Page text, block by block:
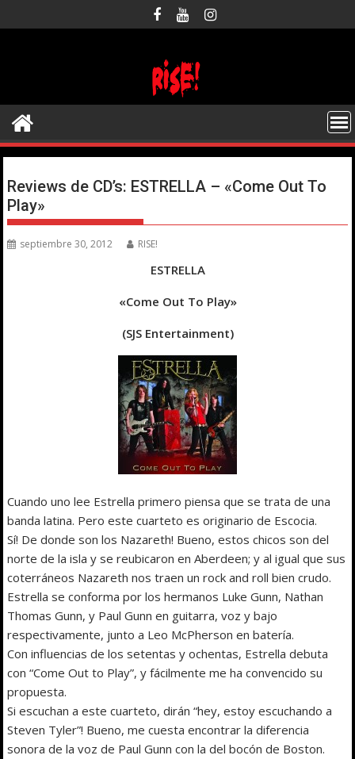
al
Reviews de CD’s: ESTRELLA – «Come Out To
Play»
septiembre 30, 2012 RISE!
ESTRELLA
«Come Out To Play»
(SJS Entertainment)
Cuando uno lee Estrella primero piensa que se trata de una
banda latina. Pero este cuarteto es originario de Escocia.
Sí! De donde son los Nazareth! Bueno, estos chicos son del
norte de la isla y se reubicaron en Aberdeen; y al igual que sus
coterráneos Nazareth nos traen un rock and roll bien crudo.
Estrella se conforma por los hermanos Luke Gunn, Nathan
Thomas Gunn, y Paul Gunn en guitarra, voz y bajo
respectivamente, junto a Leo McPherson en batería.
Con influencias de los setentas y ochentas, Estrella debuta
con “Come Out to Play”, y fácilmente me ha convencido su
propuesta.
Si escuchan a este cuarteto, dirán “hey, estoy escuchando a
Steven Tyler”! Bueno, me cuesta encontrar la diferencia
sonora de la voz de Paul Gunn con la del bocón de Boston.